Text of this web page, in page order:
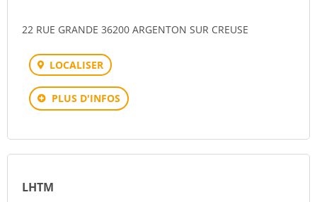
22 RUE GRANDE 36200 ARGENTON SUR CREUSE
LOCALISER
PLUS D'INFOS
LHTM